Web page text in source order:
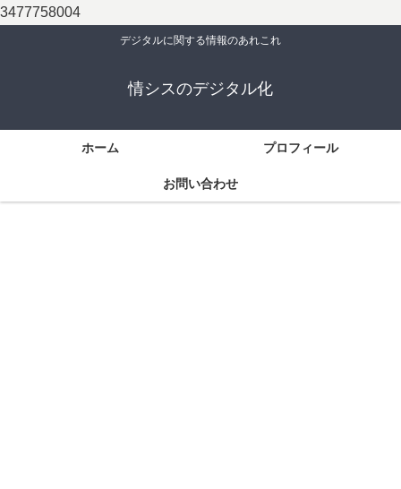
3477758004
デジタルに関する情報のあれこれ
情シスのデジタル化
ホーム プロフィール
お問い合わせ